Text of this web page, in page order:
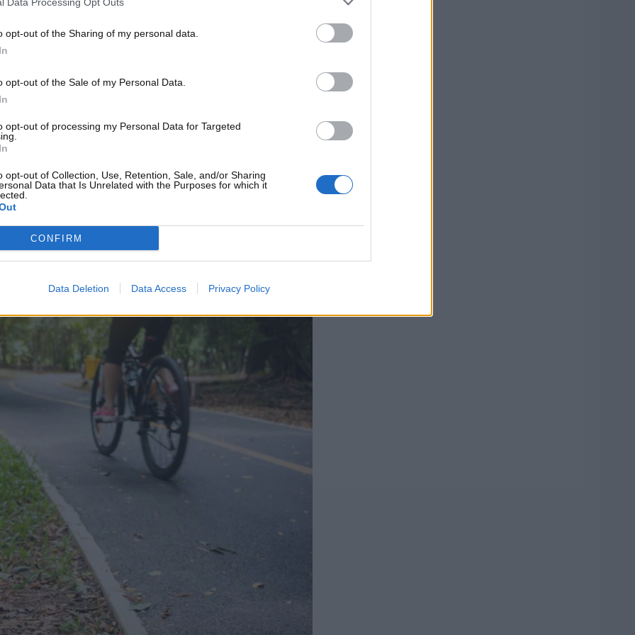
opt-out of the Sharing of my personal data.
opt-out of the Sale of my Personal Data.
opt-out of processing my Personal Data for Targeted
opt-out of Collection, Use, Retention, Sale, and/or Sharing
Data that Is Unrelated with the Purposes for which it
CONFIRM
Data Deletion Data Access Privacy Policy
strisce pedonali
senza scendere dalla bici, colpito da
ha avuto esiti gravi, sollevando interrogativi sulla
purtroppo, non ha rispettato le norme e questo ha influito
della polizia locale. Questo caso ha stimolato un
e sulla necessità dicampagne di sensibilizzazione
altre infrazioni che i ciclisti commettono frequentemente.
durante la guida sono le più pericolose. Secondo
il rischio di incidenti del 30%. Inoltre, attraversare con il
durante la notte sono comportamenti che possono costare
al sicuro, ma la realtà è diversa. La distrazione e la
devastanti.